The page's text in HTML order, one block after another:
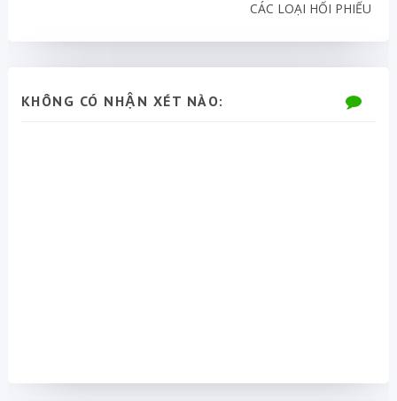
CÁC LOẠI HỐI PHIẾU
KHÔNG CÓ NHẬN XÉT NÀO: